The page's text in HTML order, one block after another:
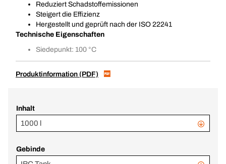
Reduziert Schadstoffemissionen
Steigert die Effizienz
Hergestellt und geprüft nach der ISO 22241
Technische Eigenschaften
Siedepunkt: 100 °C
Produktinformation (PDF)
Inhalt
1000 l
Gebinde